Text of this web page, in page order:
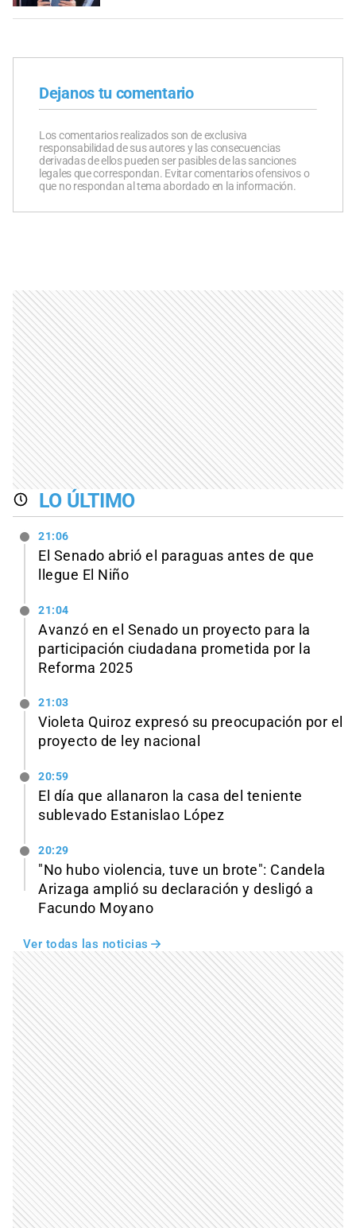
Dejanos tu comentario
Los comentarios realizados son de exclusiva
responsabilidad de sus autores y las consecuencias
derivadas de ellos pueden ser pasibles de las sanciones
legales que correspondan. Evitar comentarios ofensivos o
que no respondan al tema abordado en la información.
LO ÚLTIMO
21:06
El Senado abrió el paraguas antes de que
llegue El Niño
21:04
Avanzó en el Senado un proyecto para la
participación ciudadana prometida por la
Reforma 2025
21:03
Violeta Quiroz expresó su preocupación por el
proyecto de ley nacional
20:59
El día que allanaron la casa del teniente
sublevado Estanislao López
20:29
"No hubo violencia, tuve un brote": Candela
Arizaga amplió su declaración y desligó a
Facundo Moyano
Ver todas las noticias